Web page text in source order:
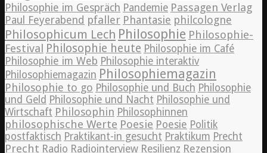
Philosophie im Gespräch Pandemie Passagen Verlag
Paul Feyerabend pfaller Phantasie philcologne
Philosophicum Lech Philosophie Philosophie-
Festival Philosophie heute Philosophie im Café
Philosophie im Web Philosophie interaktiv
Philosophiemagazin Philosophiemagazin
Philosophie to go Philosophie und Buch Philosophie
und Geld Philosophie und Nacht Philosophie und
Wirtschaft Philosophin Philosophinnen
philosophische Werte Poesie Poesie Politik
postfaktisch Praktikant-in gesucht Praktikum Precht
Precht Radio Radiointerview Resilienz Rezension